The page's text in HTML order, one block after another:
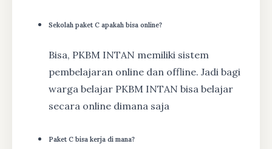
Sekolah paket C apakah bisa online?
Bisa, PKBM INTAN memiliki sistem
pembelajaran online dan offline. Jadi bagi
warga belajar PKBM INTAN bisa belajar
secara online dimana saja
Paket C bisa kerja di mana?